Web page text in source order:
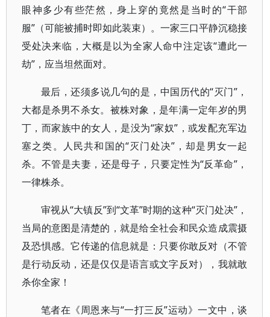
眼神多少有些茫然，身上穿的竟然是当时的“干部
服”（可能被捕时即如此装束）。一家三口平静沉稳接
受处决来临，大概是以为全家人命中注定该“遭此一
劫”，应当坦然面对。
最后，还须多说几句的是，中国历代的“灭门”，
大都是杀男不杀女。被株对象，是年满一定年岁的男
丁，而家族中的女人，是没为“家奴”，或发配充军边
塞之类。人民共和国的“灭门处决”，却是男女一起
杀。不管是夫妻，还是母子，只要定性为“反革命”，
一律株杀。
审视从“大镇反”到“文革”时期的这种“灭门处决”，
当局的意图是清楚的，就是给全社会和民众造成震摄
及恐惧感。它传递的信息就是：只要你敢反对（不管
是行动反动，还是仅仅是语言或文字反对），我就敢
杀你全家！
笔者在《周恩来与“一打三反”运动》一文中，谈